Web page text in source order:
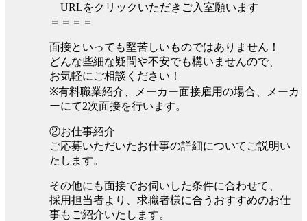
URLをクリックいただきご入室願います
＝＝＝＝
面接といっても堅苦しいものではありません！
どんな些細な疑問や不安でも構いませんので、
お気軽にご相談ください！
※有料職業紹介、メーカー面接雇用の場合、メーカ
ーにて2次面接を行います。
②お仕事紹介
ご応募いただいたお仕事の詳細についてご説明い
たします。
その他にも面接でお伺いした条件に合わせて、
採用担当者より、求職者様に合うおすすめのお仕
事もご紹介いたします。